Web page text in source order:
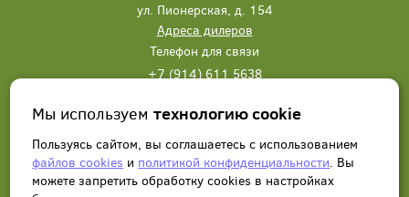
ул. Пионерская, д. 154
Адреса дилеров
Телефон для связи
+7 (914) 611 5638
Написать нам Заказать звонок
Мы используемтехнологию cookie
Пользуясь сайтом, вы соглашаетесь с использованием
файлов cookies и политикой конфиденциальности. Вы
можете запретить обработку сookies в настройках